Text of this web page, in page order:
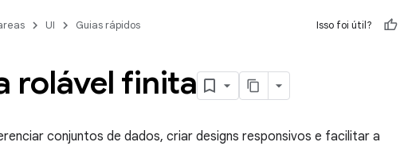
UI Guias rápidos Isso foi útil?
rolável finita
conjuntos de dados, criar designs responsivos e facilitar a